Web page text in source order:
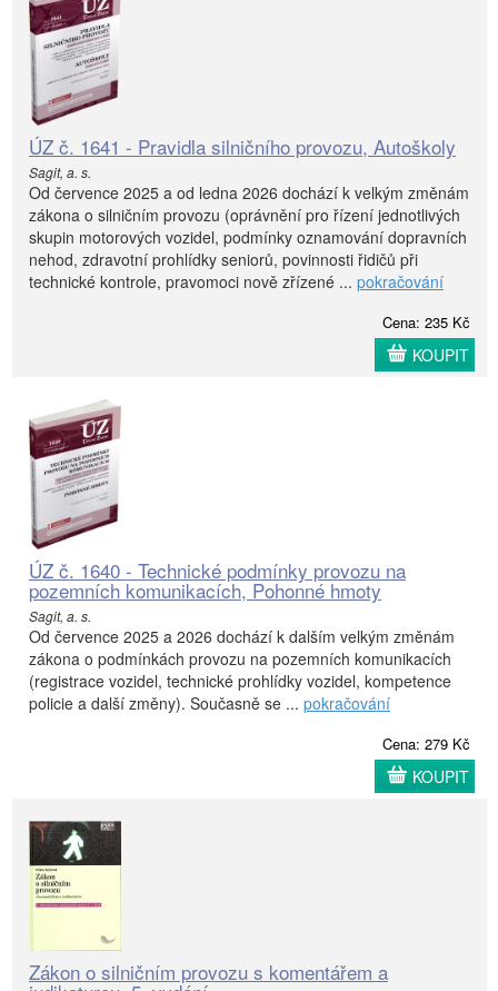
ÚZ č. 1641 - Pravidla silničního provozu, Autoškoly
Sagit, a. s.
Od července 2025 a od ledna 2026 dochází k velkým změnám
zákona o silničním provozu (oprávnění pro řízení jednotlivých
skupin motorových vozidel, podmínky oznamování dopravních
nehod, zdravotní prohlídky seniorů, povinnosti řidičů při
technické kontrole, pravomoci nově zřízené ... pokračování
Cena: 235 Kč
KOUPIT
ÚZ č. 1640 - Technické podmínky provozu na
pozemních komunikacích, Pohonné hmoty
Sagit, a. s.
Od července 2025 a 2026 dochází k dalším velkým změnám
zákona o podmínkách provozu na pozemních komunikacích
(registrace vozidel, technické prohlídky vozidel, kompetence
policie a další změny). Současně se ... pokračování
Cena: 279 Kč
KOUPIT
Zákon o silničním provozu s komentářem a